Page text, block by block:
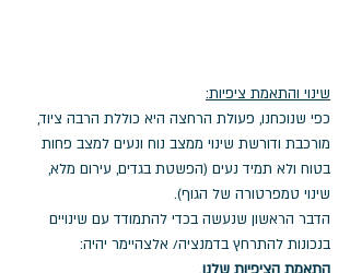
שינוי והתאמת ציפיות:
כפי שנוכחנו, פעולת הרחצה היא כוללת הרבה ציוד,
מורכבת ודורשת שינוי ממצב נוח ונעים למצב פחות
בטוח ולא תמיד נעים (הפשטת בגדים, עירום מלא,
שינוי טמפרטורה של הגוף).
הדבר הראשון שנעשה בכדי להתמודד עם שינויים
בנכונות להתרחץ בדמנציה/ אלצהיימר יהיה: